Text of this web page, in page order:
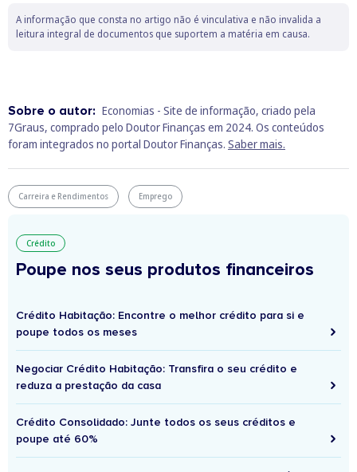
A informação que consta no artigo não é vinculativa e não invalida a
leitura integral de documentos que suportem a matéria em causa.
Sobre o autor: Economias - Site de informação, criado pela
7Graus, comprado pelo Doutor Finanças em 2024. Os conteúdos
foram integrados no portal Doutor Finanças. Saber mais.
Carreira e Rendimentos Emprego
Crédito
Poupe nos seus produtos financeiros
Crédito Habitação: Encontre o melhor crédito para si e
poupe todos os meses
Negociar Crédito Habitação: Transfira o seu crédito e
reduza a prestação da casa
Crédito Consolidado: Junte todos os seus créditos e
poupe até 60%